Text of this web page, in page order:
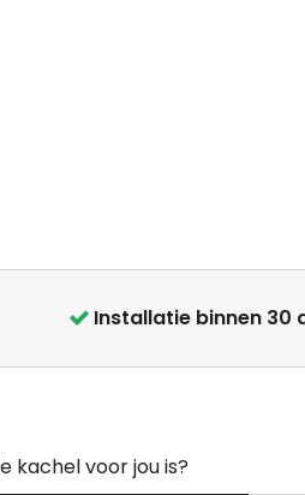
Installatie binnen 30
kachel voor jou is?